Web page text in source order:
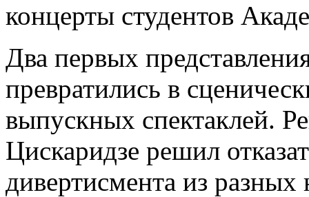
концерты студентов
Два первых
превратились в
выпускных спектаклей.
Цискаридзе решил
дивертисмента из